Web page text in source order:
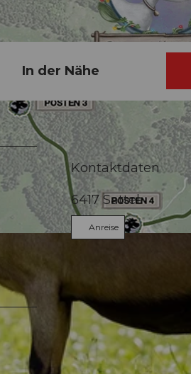
In der Nähe
Kontaktdaten
6417 Sattel
Anreise